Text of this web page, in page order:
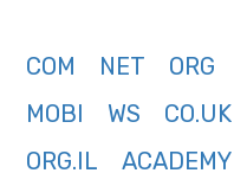
COM NET ORG
MOBI
WS CO.UK
ORG.IL
ACADEMY